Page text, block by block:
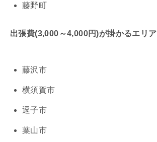
藤野町
出張費(3,000～4,000円)が掛かるエリア
藤沢市
横須賀市
逗子市
葉山市